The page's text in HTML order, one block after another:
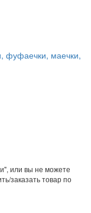
фуфаечки, маечки,
или вы не можете
заказать товар по